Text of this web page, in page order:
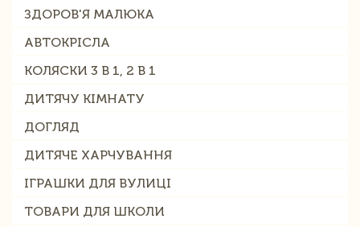
ЗДОРОВ'Я МАЛЮКА
АВТОКРІСЛА
КОЛЯСКИ 3 В 1, 2 В 1
ДИТЯЧУ КІМНАТУ
ДОГЛЯД
ДИТЯЧЕ ХАРЧУВАННЯ
ІГРАШКИ ДЛЯ ВУЛИЦІ
ТОВАРИ ДЛЯ ШКОЛИ